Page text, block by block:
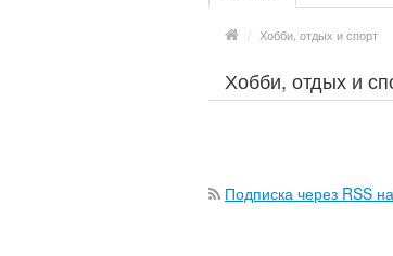
/ Хобби, отдых и спорт
Хобби, отдых и
Подписка через RSS